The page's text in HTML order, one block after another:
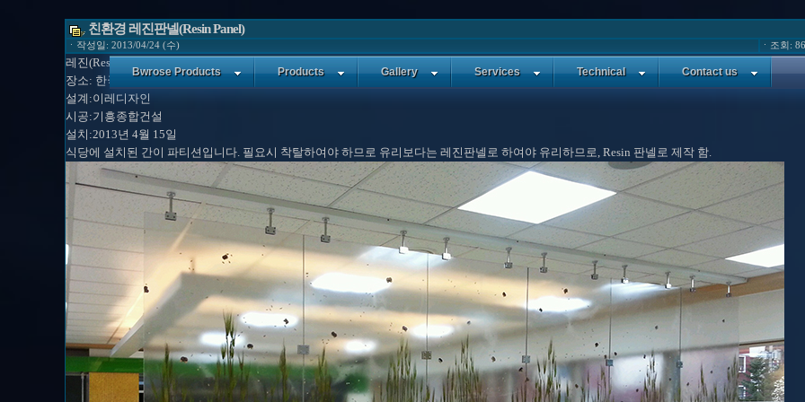
Bwrose Products Products Gallery Services Technical Contact us
친환경 레진판넬(Resin Panel)
ㆍ작성일: 2013/04/24 (수) ㆍ조회:
레진(Resin) 판넬 설치 사례
장소: 한국은행 강원본부 식당(리모델링)
설계:이레디자인
시공:기흥종합건설
설치:2013년 4월 15일
식당에 설치된 간이 파티션입니다. 필요시 착탈하여야 하므로 유리보다는 레진판넬로 하여야 유리하므로, Resin 판넬로 제작 함.